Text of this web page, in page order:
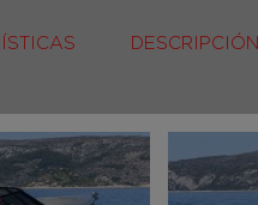
DESCRIPCIÓN